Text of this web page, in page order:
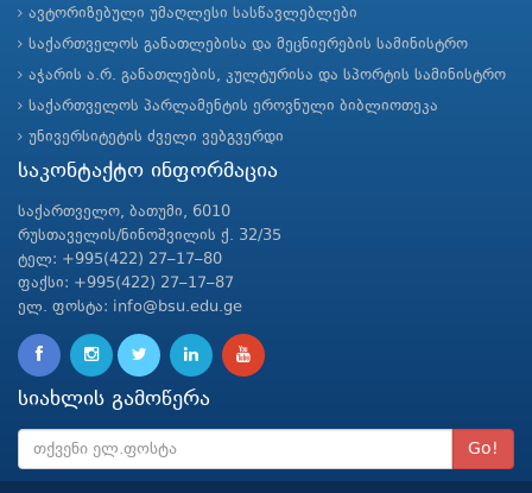
ავტორიზებული უმაღლესი სასწავლებლები
საქართველოს განათლებისა და მეცნიერების სამინისტრო
აჭარის ა.რ. განათლების, კულტურისა და სპორტის სამინისტრო
საქართველოს პარლამენტის ეროვნული ბიბლიოთეკა
უნივერსიტეტის ძველი ვებგვერდი
საკონტაქტო ინფორმაცია
საქართველო, ბათუმი, 6010
რუსთაველის/ნინოშვილის ქ. 32/35
ტელ: +995(422) 27–17–80
ფაქსი: +995(422) 27–17–87
ელ. ფოსტა: info@bsu.edu.ge
სიახლის გამოწერა
Go!